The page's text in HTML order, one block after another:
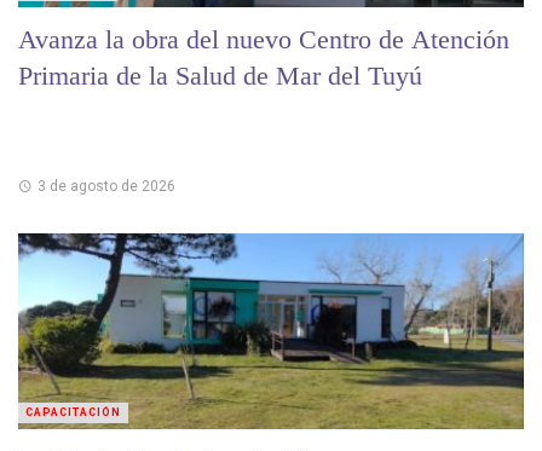
Avanza la obra del nuevo Centro de Atención
Primaria de la Salud de Mar del Tuyú
3 de agosto de 2026
CAPACITACIÓN